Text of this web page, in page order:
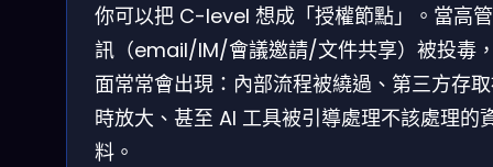
你可以把 C-level 想成「授權節點」。當高
訊（email/IM/會議邀請/文件共享）被投毒
面常常會出現：內部流程被繞過、第三方存
時放大、甚至 AI 工具被引導處理不該處理的
料。